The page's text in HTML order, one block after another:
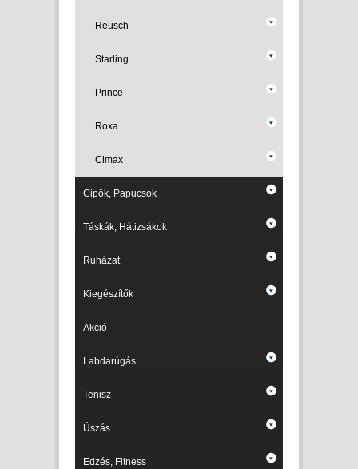
Reusch
Starling
Prince
Roxa
Cimax
Cipők, Papucsok
Táskák, Hátizsákok
Ruházat
Kiegészítők
Akció
Labdarúgás
Tenisz
Úszás
Edzés, Fitness